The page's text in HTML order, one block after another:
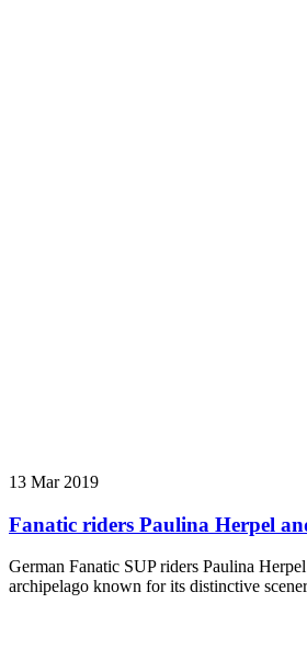
13 Mar 2019
Fanatic riders Paulina Herpel
German Fanatic SUP riders Paulina
archipelago known for its distinctive